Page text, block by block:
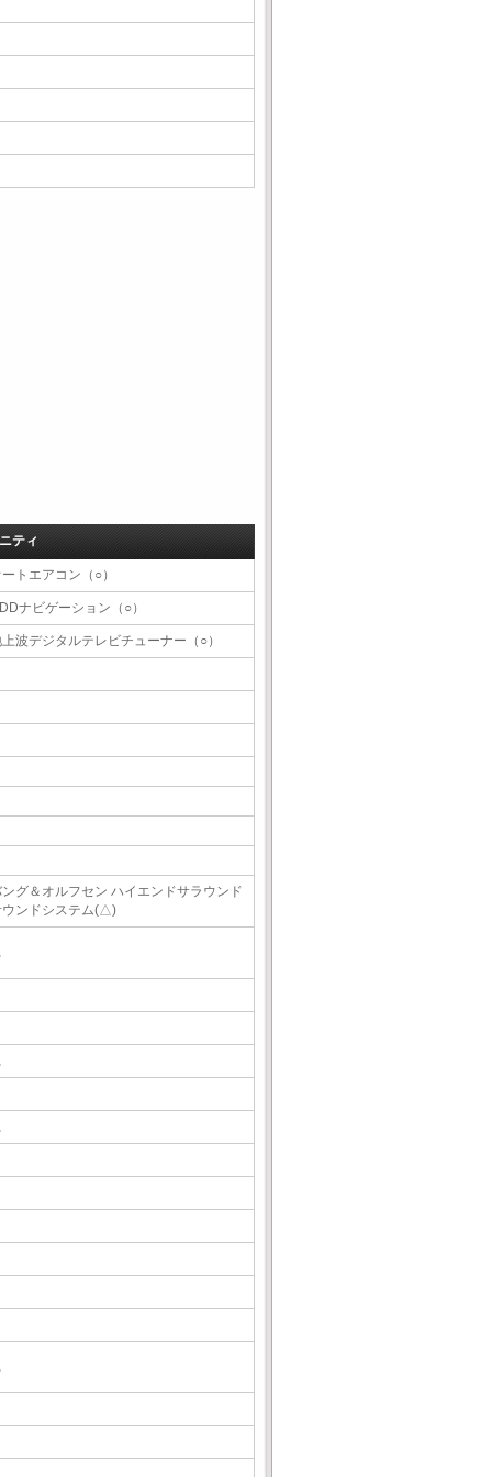
ティ
トエアコン（○）
ナビゲーション（○）
波デジタルテレビチューナー（○）
グ＆オルフセン ハイエンドサラウンド
ウンドシステム(△)